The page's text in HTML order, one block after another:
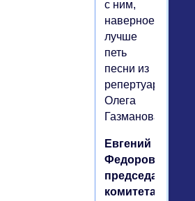
с ним,
наверное,
лучше
петь
песни из
репертуара
Олега
Газманова.
Евгений
Федоров,
председатель
комитета